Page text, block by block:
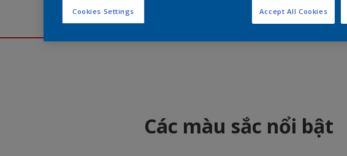
Các màu sắc nổi bật
Cookies Settings Accept All Cookies